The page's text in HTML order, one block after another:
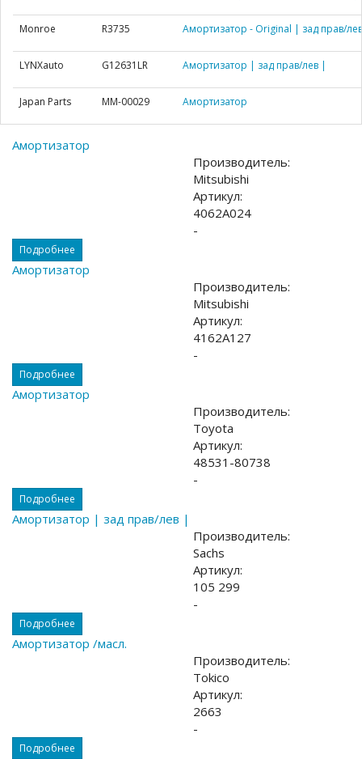
Monroe R3735 Амортизатор - Original | зад прав/
LYNXauto G12631LR Амортизатор | зад прав/лев |
Japan Parts MM-00029 Амортизатор
Амортизатор
Производитель:
Mitsubishi
Артикул:
4062A024
-
Подробнее
Амортизатор
Производитель:
Mitsubishi
Артикул:
4162A127
-
Подробнее
Амортизатор
Производитель:
Toyota
Артикул:
48531-80738
-
Подробнее
Амортизатор | зад прав/лев |
Производитель:
Sachs
Артикул:
105 299
-
Подробнее
Амортизатор /масл.
Производитель:
Tokico
Артикул:
2663
-
Подробнее